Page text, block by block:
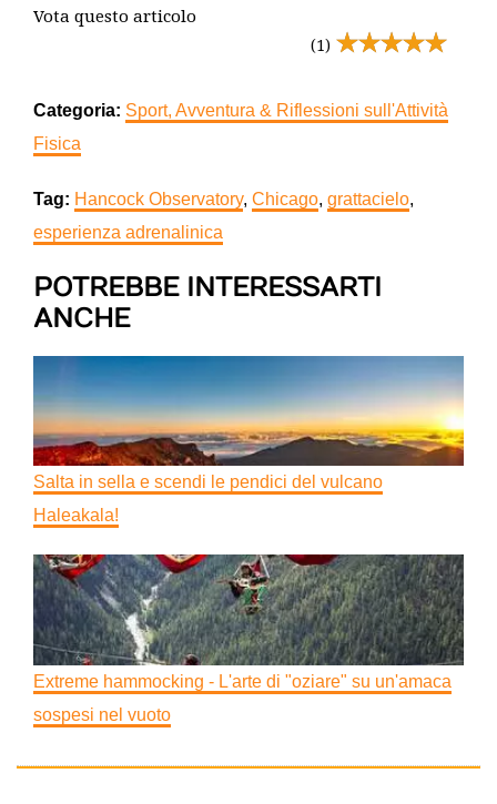
Vota questo articolo
(1)
Categoria: Sport, Avventura & Riflessioni sull'Attività
Fisica
Tag: Hancock Observatory, Chicago, grattacielo,
esperienza adrenalinica
POTREBBE INTERESSARTI
ANCHE
Salta in sella e scendi le pendici del vulcano
Haleakala!
Extreme hammocking - L'arte di "oziare" su un'amaca
sospesi nel vuoto